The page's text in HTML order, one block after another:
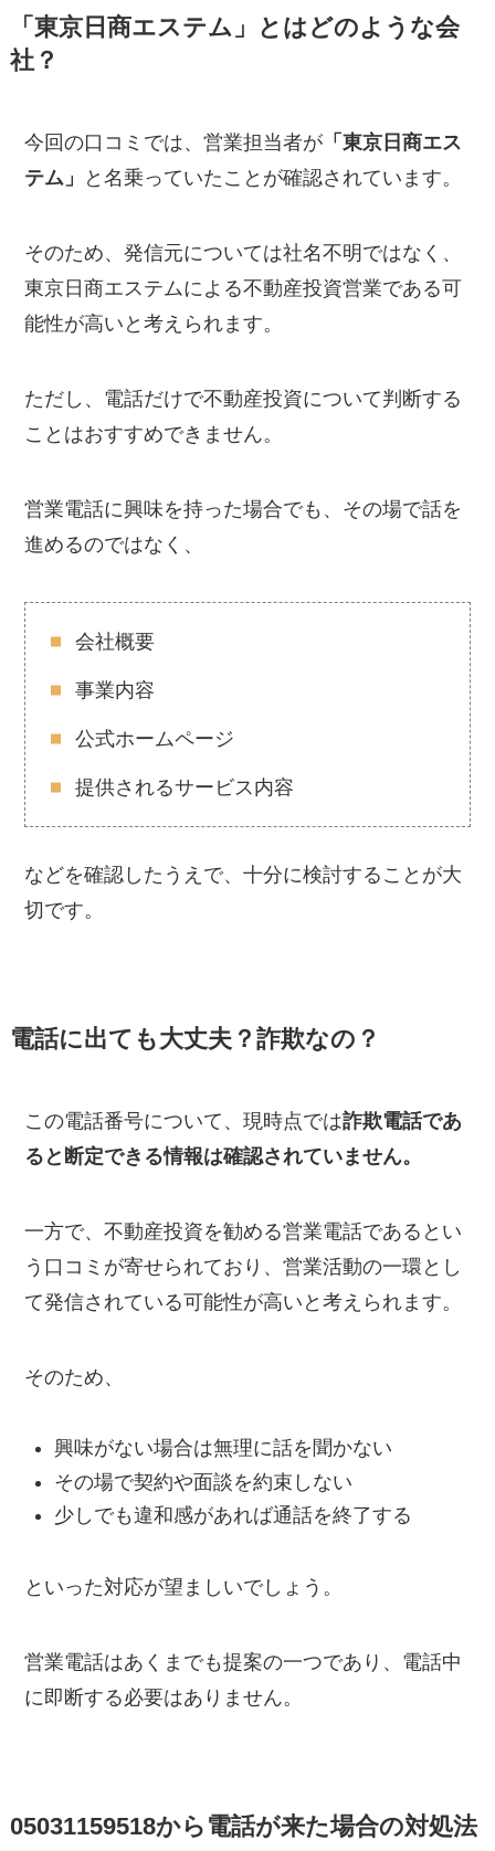
「東京日商エステム」とはどのような会
社？
今回の口コミでは、営業担当者が 「東京日商エス
テム」
と名乗っていたことが確認されています。
そのため、発信元については社名不明ではなく、
東京日商エステムによる不動産投資営業である可
能性が高いと考えられます。
ただし、電話だけで不動産投資について判断する
ことはおすすめできません。
営業電話に興味を持った場合でも、その場で話を
進めるのではなく、
会社概要
事業内容
公式ホームページ
提供されるサービス内容
などを確認したうえで、十分に検討することが大
切です。
電話に出ても大丈夫？詐欺なの？
この電話番号について、現時点では詐欺電話であ
ると断定できる情報は確認されていません。
一方で、不動産投資を勧める営業電話であるとい
う口コミが寄せられており、営業活動の一環とし
て発信されている可能性が高いと考えられます。
そのため、
興味がない場合は無理に話を聞かない
その場で契約や面談を約束しない
少しでも違和感があれば通話を終了する
といった対応が望ましいでしょう。
営業電話はあくまでも提案の一つであり、電話中
に即断する必要はありません。
05031159518から電話が来た場合の対処法